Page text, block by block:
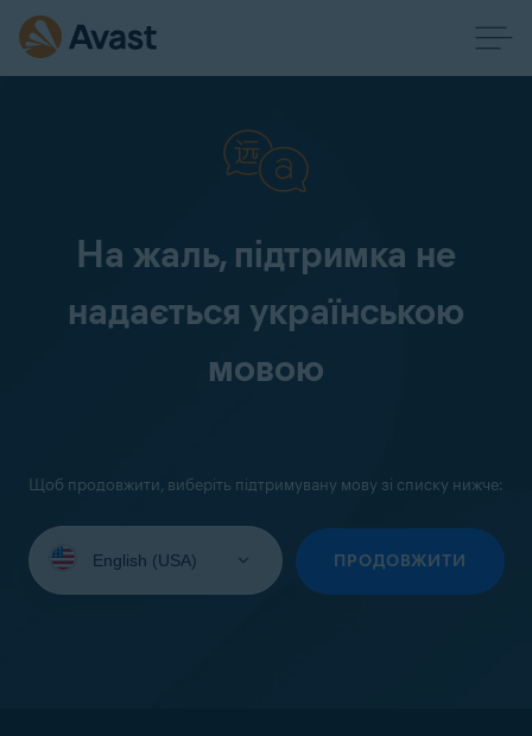
На жаль, підтримка не
надається українською
мовою
Щоб продовжити, виберіть підтримувану мову зі списку нижче:
your
ПРОДОВЖИТИ